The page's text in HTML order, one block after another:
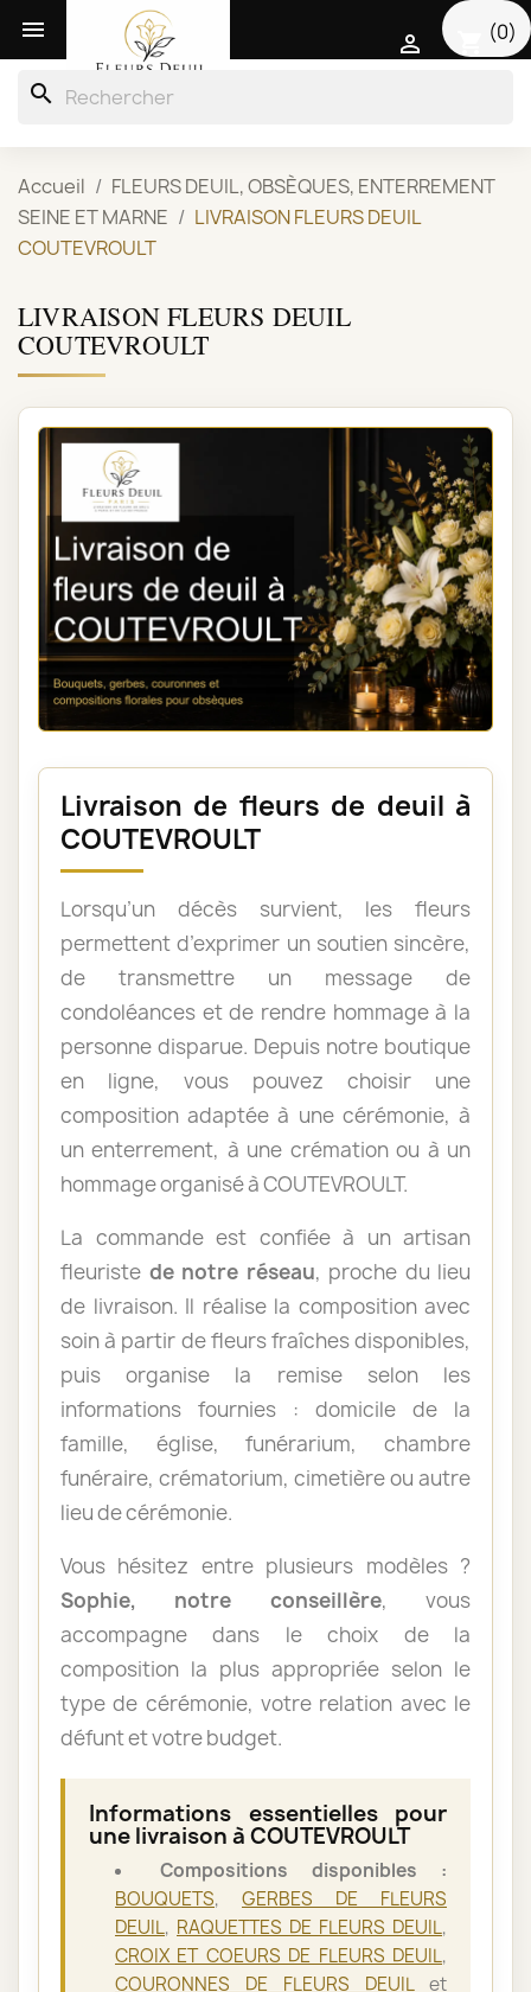
 (0)

search
Accueil
FLEURS DEUIL, OBSÈQUES, ENTERREMENT
SEINE ET MARNE
LIVRAISON FLEURS DEUIL
COUTEVROULT
LIVRAISON FLEURS DEUIL
COUTEVROULT
Livraison de fleurs de deuil à
COUTEVROULT
Lorsqu’un décès survient, les fleurs
permettent d’exprimer un soutien sincère,
de transmettre un message de
condoléances et de rendre hommage à la
personne disparue. Depuis notre boutique
en ligne, vous pouvez choisir une
composition adaptée à une cérémonie, à
un enterrement, à une crémation ou à un
hommage organisé à COUTEVROULT.
La commande est confiée à un artisan
fleuriste de notre réseau, proche du lieu
de livraison. Il réalise la composition avec
soin à partir de fleurs fraîches disponibles,
puis organise la remise selon les
informations fournies : domicile de la
famille, église, funérarium, chambre
funéraire, crématorium, cimetière ou autre
lieu de cérémonie.
Vous hésitez entre plusieurs modèles ?
Sophie, notre conseillère, vous
accompagne dans le choix de la
composition la plus appropriée selon le
type de cérémonie, votre relation avec le
défunt et votre budget.
Informations essentielles pour
une livraison à COUTEVROULT
Compositions disponibles :
BOUQUETS, GERBES DE FLEURS
DEUIL, RAQUETTES DE FLEURS DEUIL,
CROIX ET COEURS DE FLEURS DEUIL,
COURONNES DE FLEURS DEUILet